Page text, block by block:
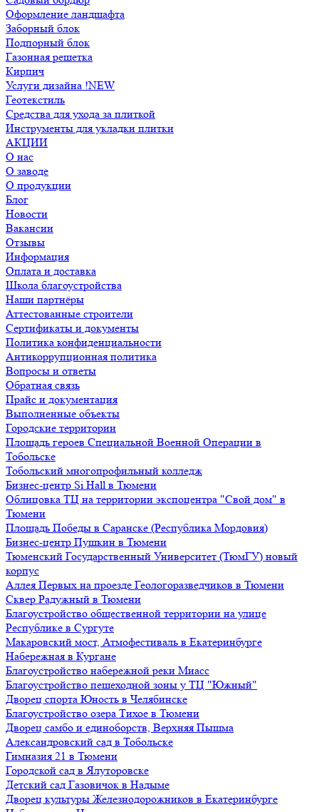
Оформление ландшафта
Заборный блок
Подпорный блок
Газонная решетка
Кирпич
Услуги дизайна !NEW
Геотекстиль
Средства для ухода за плиткой
Инструменты для укладки плитки
АКЦИИ
О нас
О заводе
О продукции
Блог
Новости
Вакансии
Отзывы
Информация
Оплата и доставка
Школа благоустройства
Наши партнёры
Аттестованные строители
Сертификаты и документы
Политика конфиденциальности
Антикоррупционная политика
Вопросы и ответы
Обратная связь
Прайс и документация
Выполненные объекты
Городские территории
Площадь героев Специальной Военной Операции в
Тобольске
Тобольский многопрофильный колледж
Бизнес-центр Si Hall в Тюмени
Облицовка ТЦ на территории экспоцентра "Свой дом" в
Тюмени
Площадь Победы в Саранске (Республика Мордовия)
Бизнес-центр Пушкин в Тюмени
Тюменский Государственный Университет (ТюмГУ) новый
корпус
Аллея Первых на проезде Геологоразведчиков в Тюмени
Сквер Радужный в Тюмени
Благоустройство общественной территории на улице
Республике в Сургуте
Макаровский мост, Атмофестиваль в Екатеринбурге
Набережная в Кургане
Благоустройство набережной реки Миасс
Благоустройство пешеходной зоны у ТЦ "Южный"
Дворец спорта Юность в Челябинске
Благоустройство озера Тихое в Тюмени
Дворец самбо и единоборств, Верхняя Пышма
Александровский сад в Тобольске
Гимназия 21 в Тюмени
Городской сад в Ялуторовске
Детский сад Газовичок в Надыме
Дворец культуры Железнодорожников в Екатеринбурге